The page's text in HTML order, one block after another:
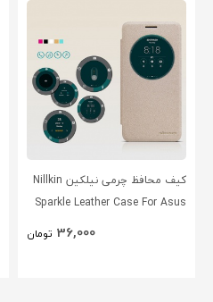
کیف محافظ چرمی نیلکین Nillkin
Sparkle Leather Case For Asus
36,000 تومان